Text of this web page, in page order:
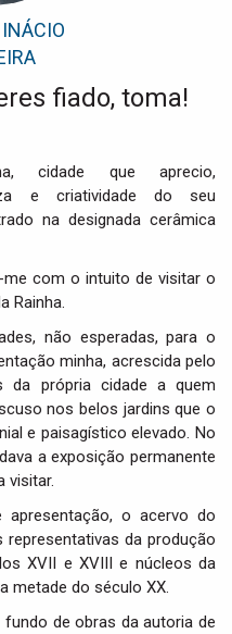
fiado, toma!
cidade que aprecio,
e criatividade do seu
na designada cerâmica
me com o intuito de visitar o
Rainha.
não esperadas, para o
minha, acrescida pelo
da própria cidade a quem
nos belos jardins que o
e paisagístico elevado. No
a exposição permanente
visitar.
o acervo do
da produção
XVII e XVIII e núcleos da
metade do século XX.
de obras da autoria de